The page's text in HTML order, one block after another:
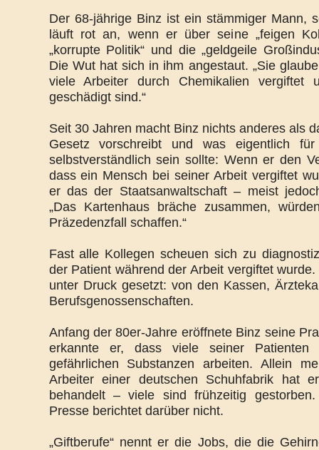
Der 68-jährige Binz ist ein stämmiger Mann,
läuft rot an, wenn er über seine „feigen
„korrupte Politik“ und die „geldgeile
Die Wut hat sich in ihm angestaut. „Sie
viele Arbeiter durch Chemikalien vergiftet
geschädigt sind.“
Seit 30 Jahren macht Binz nichts anderes als
Gesetz vorschreibt und was eigentlich
selbstverständlich sein sollte: Wenn er den
dass ein Mensch bei seiner Arbeit vergiftet
er das der Staatsanwaltschaft – meist
„Das Kartenhaus bräche zusammen,
Präzedenzfall schaffen.“
Fast alle Kollegen scheuen sich zu
der Patient während der Arbeit vergiftet
unter Druck gesetzt: von den Kassen,
Berufsgenossenschaften.
Anfang der 80er-Jahre eröffnete Binz seine
erkannte er, dass viele seiner Patienten
gefährlichen Substanzen arbeiten. Allein
Arbeiter einer deutschen Schuhfabrik hat
behandelt – viele sind frühzeitig
Presse berichtet darüber nicht.
„Giftberufe“ nennt er die Jobs, die die